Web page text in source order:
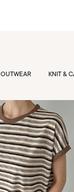
OUTWEAR KNIT &